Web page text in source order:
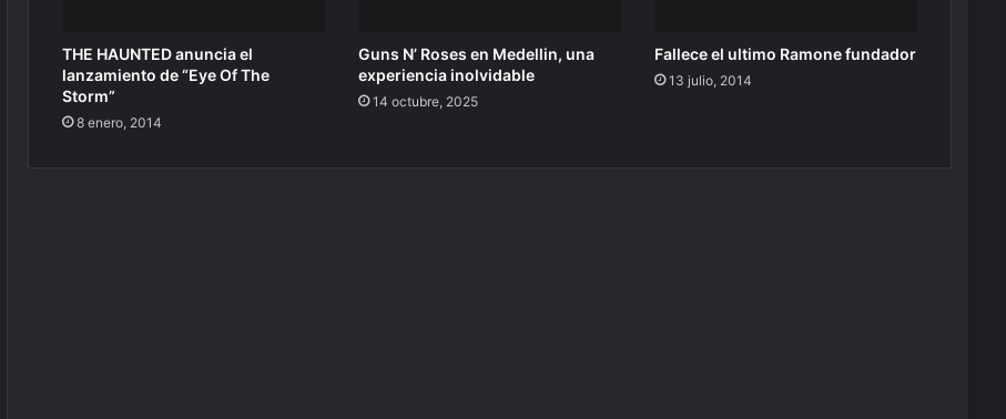
c
t
r
ó
THE HAUNTED anuncia el
lanzamiento de “Eye Of The
Storm”
8 enero, 2014
Guns N’ Roses en Medellin, una
experiencia inolvidable
14 octubre, 2025
Fallece el ultimo Ramone fundador
13 julio, 2014